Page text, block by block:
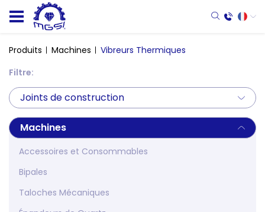
Produits Machines
Vibreurs Thermiques
Filtre:
Joints de construction
Machines
Accessoires et Consommables
Bipales
Taloches Mécaniques